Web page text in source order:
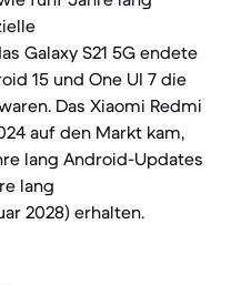
Galaxy S21 5G endete
15 und One UI 7 die
Das Xiaomi Redmi
auf den Markt kam,
lang Android-Updates
lang
2028) erhalten.